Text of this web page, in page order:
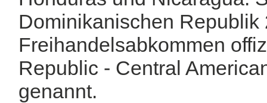
Dominikanischen Republik
Freihandelsabkommen
Republic - Central
genannt.